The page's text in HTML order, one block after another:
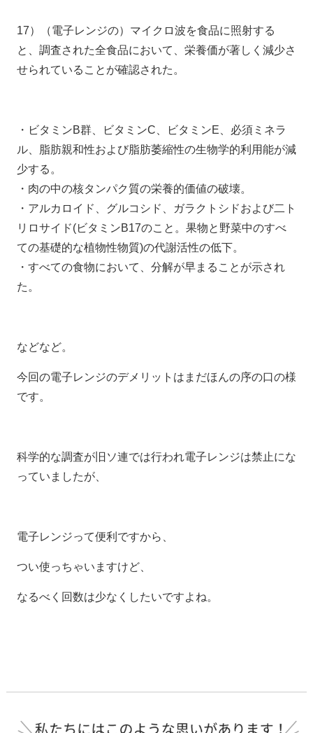
17）（電子レンジの）マイクロ波を食品に照射する
と、調査された全食品において、栄養価が著しく減少さ
せられていることが確認された。
・ビタミンB群、ビタミンC、ビタミンE、必須ミネラ
ル、脂肪親和性および脂肪萎縮性の生物学的利用能が減
少する。
・肉の中の核タンパク質の栄養的価値の破壊。
・アルカロイド、グルコシド、ガラクトシドおよび二ト
リロサイド(ビタミンB17のこと。果物と野菜中のすべ
ての基礎的な植物性物質)の代謝活性の低下。
・すべての食物において、分解が早まることが示され
た。
などなど。
今回の電子レンジのデメリットはまだほんの序の口の様
です。
科学的な調査が旧ソ連では行われ電子レンジは禁止にな
っていましたが、
電子レンジって便利ですから、
つい使っちゃいますけど、
なるべく回数は少なくしたいですよね。